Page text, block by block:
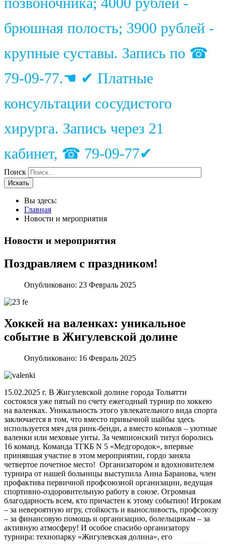
брюшная полость; 3900 рублей -
крупные суставы. Запись по ☎
79-09-77.☚ ✔ Платные
консультации сосудистого
хирурга. Запись через 21
кабинет, ☎ 79-09-77✔
Поиск
Искать
Вы здесь:
Главная
Новости и мероприятия
Новости и мероприятия
Поздравляем с праздником!
Опубликовано: 23 Февраль 2025
Хоккей на валенках: уникальное
событие в Жигулевской долине
Опубликовано: 16 Февраль 2025
15.02.2025 г. В Жигулевской долине города Тольятти
состоялся уже пятый по счету ежегодный турнир по хоккею
на валенках. Уникальность этого увлекательного вида спорта
заключается в том, что вместо привычной шайбы здесь
используется мяч для ринк-бенди, а вместо коньков – уютные
валенки или меховые унты. За чемпионский титул боролись
16 команд. Команда ТГКБ N 5 «Медгородок», впервые
принявшая участие в этом мероприятии, гордо заняла
четвертое почетное место! Организатором и вдохновителем
турнира от нашей больницы выступила Анна Баранова, член
профактива первичной профсоюзной организации, ведущая
спортивно-оздоровительную работу в союзе. Огромная
благодарность всем, кто причастен к этому событию! Игрокам
– за невероятную игру, стойкость и выносливость, профсоюзу
– за финансовую помощь и организацию, болельщикам – за
активную атмосферу! И особое спасибо организатору
турнира: технопарку «Жигулевская долина», его